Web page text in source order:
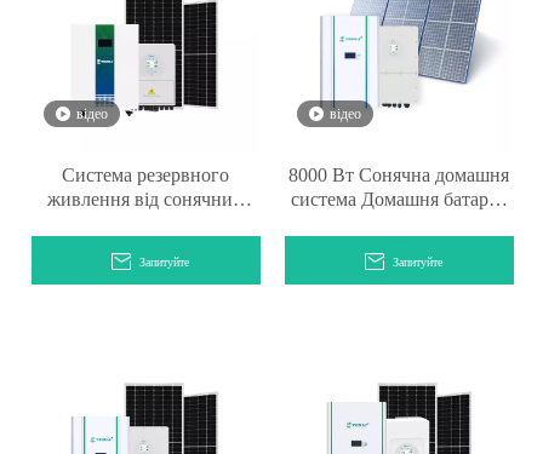
відео
Система резервного
живлення від сонячних
Запитуйте
відео
8000 Вт Сонячна домашня
система Домашня батарея
Запитуйте